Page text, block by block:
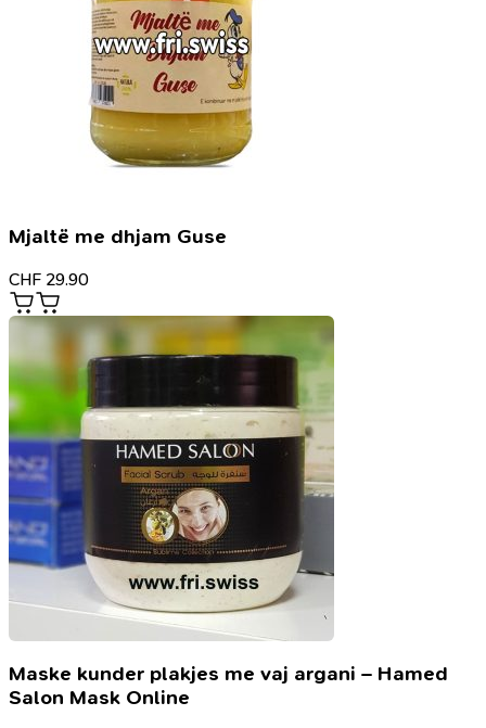
Mjaltë me dhjam Guse
CHF 29.90
Maske kunder plakjes me vaj argani – Hamed
Salon Mask Online